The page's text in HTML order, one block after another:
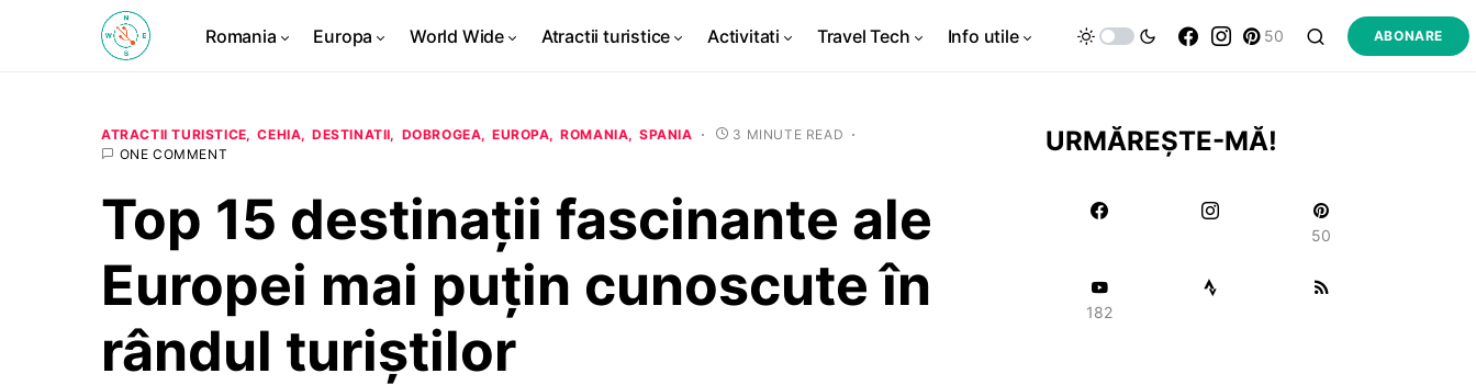
Romania Europa World Wide Atractii turistice Activitati Travel Tech Info utile 50 ABONARE
ATRACTII TURISTICE CEHIA DESTINATII DOBROGEA EUROPA ROMANIA SPANIA
3 MINUTE READ
ONE COMMENT
Top 15 destinații fascinante ale
Europei mai puțin cunoscute în
rândul turiștilor
URMĂREȘTE-MĂ!
50
182